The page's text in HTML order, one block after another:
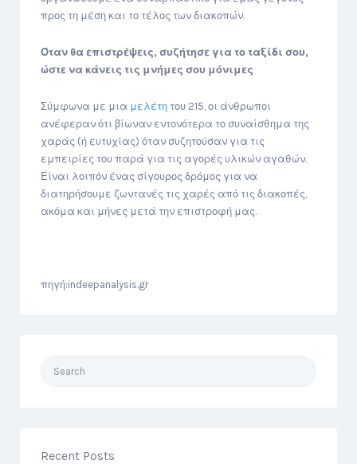
προς τη μέση και το τέλος των διακοπών.
Όταν θα επιστρέψεις, συζήτησε για το ταξίδι σου,
ώστε να κάνεις τις μνήμες σου μόνιμες
Σύμφωνα με μια μελέτη του 215, οι άνθρωποι
ανέφεραν ότι βίωναν εντονότερα το συναίσθημα της
χαράς (ή ευτυχίας) όταν συζητούσαν για τις
εμπειρίες του παρά για τις αγορές υλικών αγαθών.
Είναι λοιπόν ένας σίγουρος δρόμος για να
διατηρήσουμε ζωντανές τις χαρές από τις διακοπές,
ακόμα και μήνες μετά την επιστροφή μας.
πηγή:indeepanalysis.gr
Recent Posts